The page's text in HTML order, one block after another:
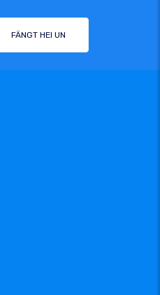
FÄNGT HEI UN